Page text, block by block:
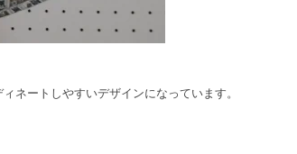
ネートしやすいデザインになっています。